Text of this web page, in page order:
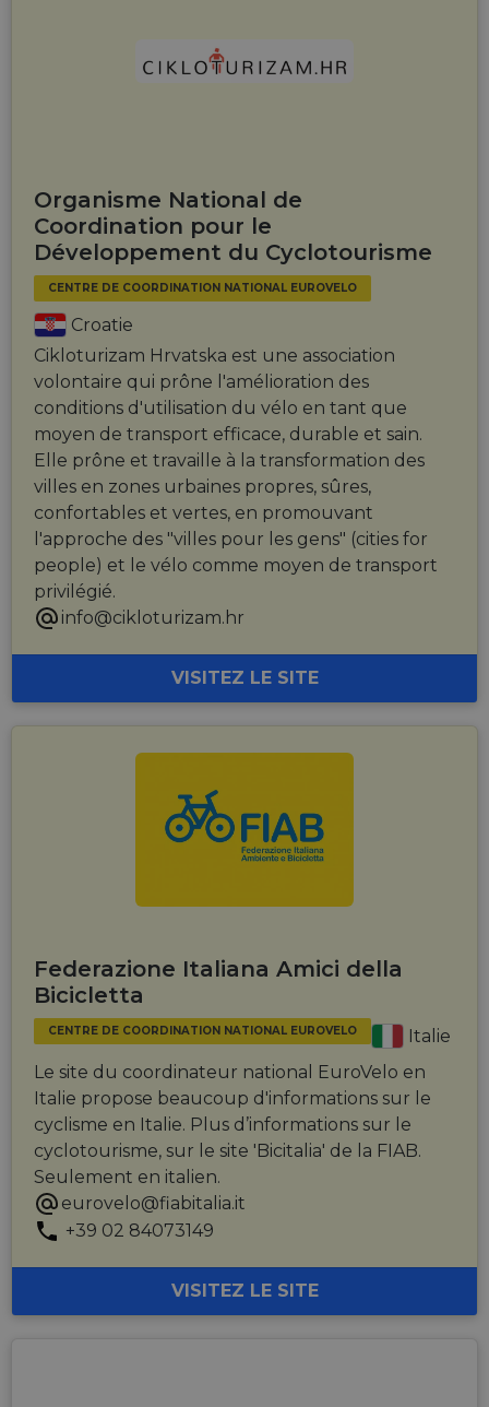
Organisme National de
Coordination pour le
Développement du Cyclotourisme
CENTRE DE COORDINATION NATIONAL EUROVELO
Croatie
Cikloturizam Hrvatska est une association
volontaire qui prône l'amélioration des
conditions d'utilisation du vélo en tant que
moyen de transport efficace, durable et sain.
Elle prône et travaille à la transformation des
villes en zones urbaines propres, sûres,
confortables et vertes, en promouvant
l'approche des "villes pour les gens" (cities for
people) et le vélo comme moyen de transport
privilégié.
info@cikloturizam.hr
VISITEZ LE SITE
Federazione Italiana Amici della
Bicicletta
CENTRE DE COORDINATION NATIONAL EUROVELO
Italie
Le site du coordinateur national EuroVelo en
Italie propose beaucoup d'informations sur le
cyclisme en Italie. Plus d’informations sur le
cyclotourisme, sur le site 'Bicitalia' de la FIAB.
Seulement en italien.
eurovelo@fiabitalia.it
+39 02 84073149
VISITEZ LE SITE